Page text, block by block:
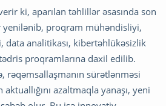
ki, aparılan təhlillər əsasında son
yenilənib, proqram mühəndisliyi,
analitikası, kibertəhlükəsizlik
proqramlarına daxil edilib.
rəqəmsallaşmanın sürətlənməsi
azaltmaqla yanaşı, yeni